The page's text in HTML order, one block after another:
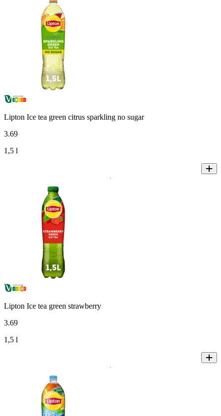
Lipton Ice tea green citrus sparkling no sugar
3.69
1,5 l
Lipton Ice tea green strawberry
3.69
1,5 l